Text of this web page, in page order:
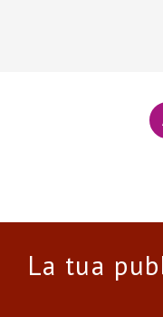
La tua